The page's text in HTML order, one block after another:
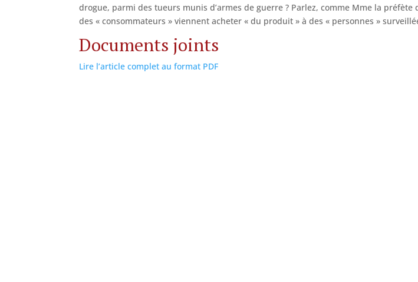
drogue, parmi des tueurs munis d’armes de guerre ? Parlez, comme Mme la préfète
des « consommateurs » viennent acheter « du produit » à des « personnes »
Documents joints
Lire l’article complet au format PDF